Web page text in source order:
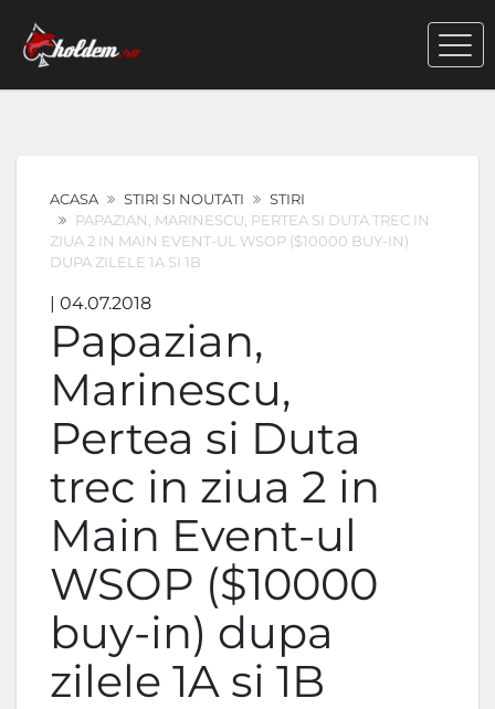
ACASA STIRI SI NOUTATI
STIRI
PAPAZIAN, MARINESCU, PERTEA SI DUTA TREC IN
ZIUA 2 IN MAIN EVENT-UL WSOP ($10000 BUY-IN)
DUPA ZILELE 1A SI 1B
| 04.07.2018
Papazian,
Marinescu,
Pertea si Duta
trec in ziua 2 in
Main Event-ul
WSOP ($10000
buy-in) dupa
zilele 1A si 1B